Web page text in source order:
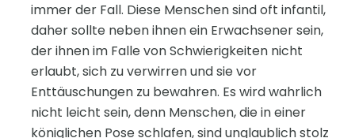
immer der Fall. Diese Menschen sind oft infantil,
daher sollte neben ihnen ein Erwachsener sein,
der ihnen im Falle von Schwierigkeiten nicht
erlaubt, sich zu verwirren und sie vor
Enttäuschungen zu bewahren. Es wird wahrlich
nicht leicht sein, denn Menschen, die in einer
königlichen Pose schlafen, sind unglaublich stolz